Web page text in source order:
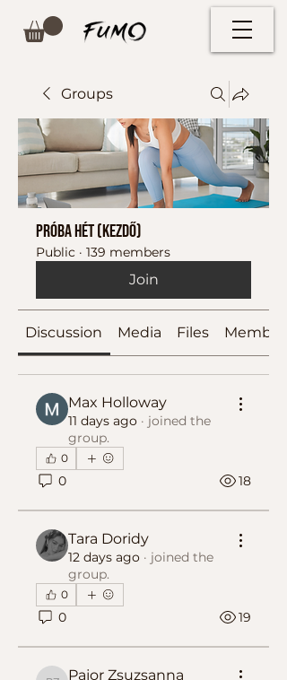
Groups
Próba hét (kezdő)
Public · 139 members
Join
Discussion Media Files Members
Max Holloway
11 days ago · joined the
group.
0
0 18
Tara Doridy
12 days ago · joined the
group.
0
0 19
Pajor Zsuzsanna